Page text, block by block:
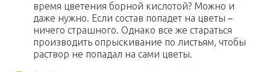
время цветения борной кислотой? Можно и
даже нужно. Если состав попадет на цветы –
ничего страшного. Однако все же стараться
производить опрыскивание по листьям, чтобы
раствор не попадал на сами цветы.